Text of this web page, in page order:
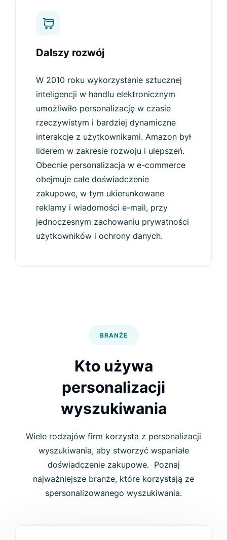
Dalszy rozwój
W 2010 roku wykorzystanie sztucznej
inteligencji w handlu elektronicznym
umożliwiło personalizację w czasie
rzeczywistym i bardziej dynamiczne
interakcje z użytkownikami. Amazon był
liderem w zakresie rozwoju i ulepszeń.
Obecnie personalizacja w e-commerce
obejmuje całe doświadczenie
zakupowe, w tym ukierunkowane
reklamy i wiadomości e-mail, przy
jednoczesnym zachowaniu prywatności
użytkowników i ochrony danych.
BRANŻE
Kto używa
personalizacji
wyszukiwania
Wiele rodzajów firm korzysta z personalizacji
wyszukiwania, aby stworzyć wspaniałe
doświadczenie zakupowe. Poznaj
najważniejsze branże, które korzystają ze
spersonalizowanego wyszukiwania.